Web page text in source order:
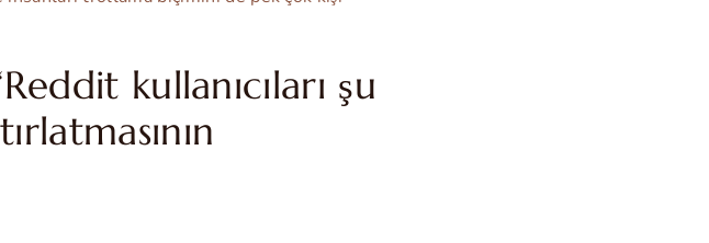
kullanıcıları şu